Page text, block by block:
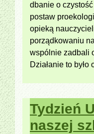
dbanie o
postaw
opieką
porządkowaniu
wspólnie zadbali
Działanie to było
Tydzień
naszej